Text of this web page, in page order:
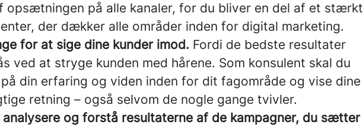
opsætningen på alle kanaler, for du bliver en del af et stærkt
der dækker alle områder inden for digital marketing.
for at sige dine kunder imod. Fordi de bedste resultater
ved at stryge kunden med hårene. Som konsulent skal du
din erfaring og viden inden for dit fagområde og vise dine
retning – også selvom de nogle gange tvivler.
analysere og forstå resultaterne af de kampagner, du sætter